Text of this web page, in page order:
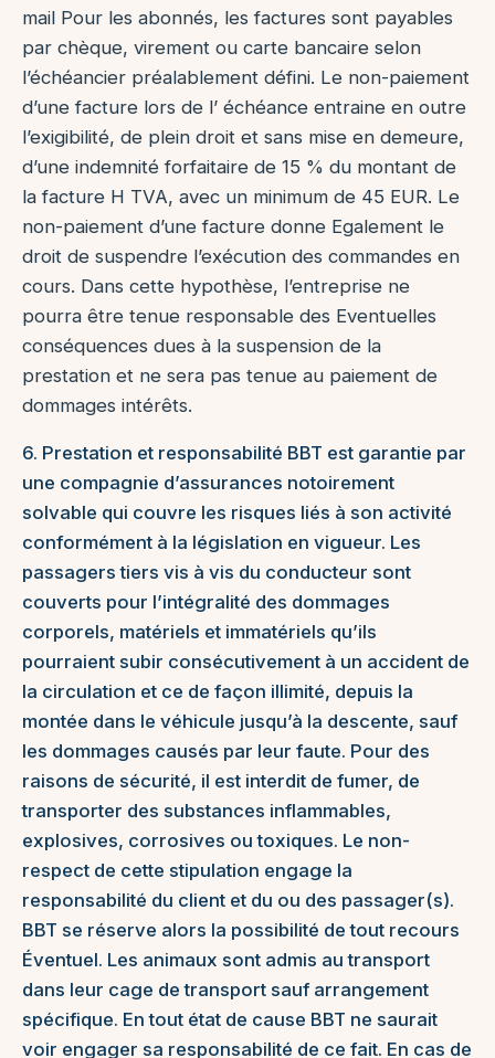
mail Pour les abonnés, les factures sont payables
par chèque, virement ou carte bancaire selon
l’échéancier préalablement défini. Le non-paiement
d’une facture lors de l’ échéance entraine en outre
l’exigibilité, de plein droit et sans mise en demeure,
d’une indemnité forfaitaire de 15 % du montant de
la facture H TVA, avec un minimum de 45 EUR. Le
non-paiement d’une facture donne Egalement le
droit de suspendre l’exécution des commandes en
cours. Dans cette hypothèse, l’entreprise ne
pourra être tenue responsable des Eventuelles
conséquences dues à la suspension de la
prestation et ne sera pas tenue au paiement de
dommages intérêts.
6. Prestation et responsabilité BBT est garantie par
une compagnie d’assurances notoirement
solvable qui couvre les risques liés à son activité
conformément à la législation en vigueur. Les
passagers tiers vis à vis du conducteur sont
couverts pour l’intégralité des dommages
corporels, matériels et immatériels qu’ils
pourraient subir consécutivement à un accident de
la circulation et ce de façon illimité, depuis la
montée dans le véhicule jusqu’à la descente, sauf
les dommages causés par leur faute. Pour des
raisons de sécurité, il est interdit de fumer, de
transporter des substances inflammables,
explosives, corrosives ou toxiques. Le non-
respect de cette stipulation engage la
responsabilité du client et du ou des passager(s).
BBT se réserve alors la possibilité de tout recours
Éventuel. Les animaux sont admis au transport
dans leur cage de transport sauf arrangement
spécifique. En tout état de cause BBT ne saurait
voir engager sa responsabilité de ce fait. En cas de